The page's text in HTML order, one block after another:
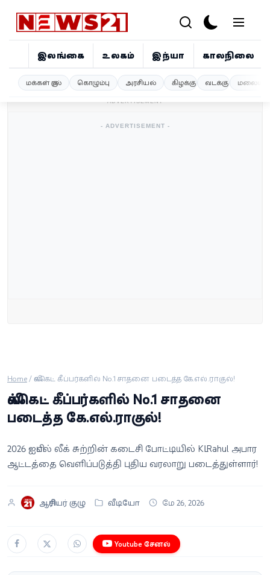
இலங்கை உலகம் இந்தியா காலநிலை
மக்கள் குரல் கொழும்பு அரசியல் கிழக்கு வடக்கு
இலங்கை
வெப்ஸ்டோரி
தமிழ்
- ADVERTISEMENT -
- ADVERTISEMENT -
Home/விக்கெட் கீப்பர்களில் No.1 சாதனை படைத்த கே.எல்.ராகுல்!
விக்கெட் கீப்பர்களில் No.1 சாதனை
படைத்த கே.எல்.ராகுல்!
2026 ஐபிஎல் லீக் சுற்றின் கடைசி போட்டியில் KL Rahul அபார
ஆட்டத்தை வெளிப்படுத்தி புதிய வரலாறு படைத்துள்ளார்!
ஆசிரியர் குழு வீடியோ மே 26, 2026
Youtube சேனல்